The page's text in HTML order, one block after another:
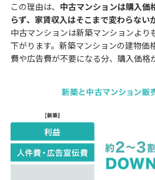
この理由は、 中古マンションは購入価
らず、家賃収入はそこまで変わらない
中古マンションは新築マンションより
下がります。新築マンションの建物価
費や広告費が不要になる分、購入価格